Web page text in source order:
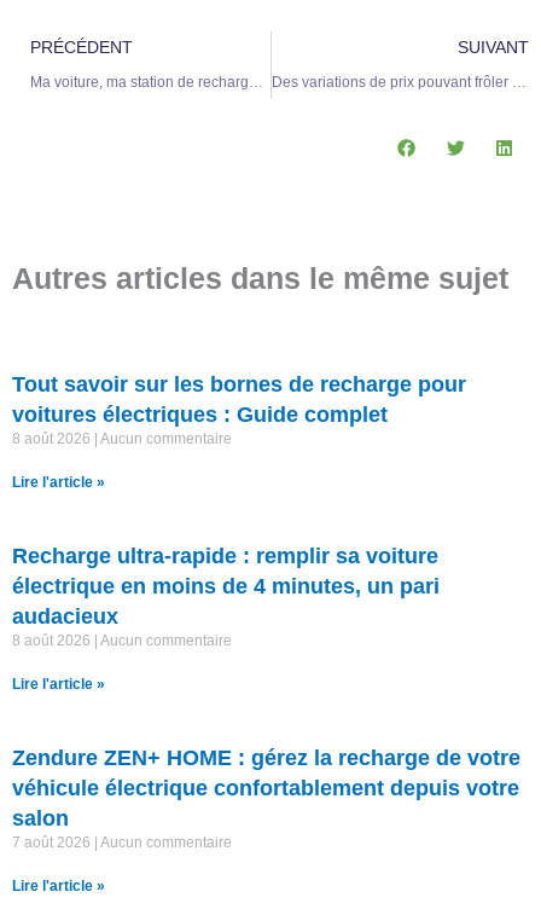
Précédent
PRÉCÉDENT
Ma voiture, ma station de recharge et mon travail : un trio connecté au quotidien
SUIVANT
Des variations de prix pouvant frôler les 500% » : l’association Que Choisir Ensemble tire la sonnette d’alarme
Autres articles dans le même sujet
Tout savoir sur les bornes de recharge pour
voitures électriques : Guide complet
8 août 2026 Aucun commentaire
Lire l'article »
Recharge ultra-rapide : remplir sa voiture
électrique en moins de 4 minutes, un pari
audacieux
8 août 2026 Aucun commentaire
Lire l'article »
Zendure ZEN+ HOME : gérez la recharge de votre
véhicule électrique confortablement depuis votre
salon
7 août 2026 Aucun commentaire
Lire l'article »